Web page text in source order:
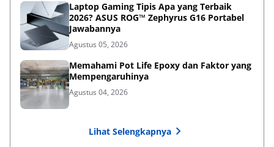
Laptop Gaming Tipis Apa yang Terbaik
2026? ASUS ROG™ Zephyrus G16 Portabel
Jawabannya
Agustus 05, 2026
Memahami Pot Life Epoxy dan Faktor yang
Mempengaruhinya
Agustus 04, 2026
Lihat Selengkapnya